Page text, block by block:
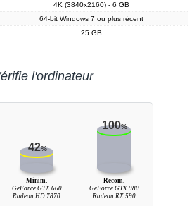
4K (3840x2160) - 6 GB
64-bit Windows 7 ou plus récent
25 GB
l'ordinateur
42%
100%
Minim.
GeForce GTX 660
Radeon HD 7870
Recom.
GeForce GTX 980
Radeon RX 590